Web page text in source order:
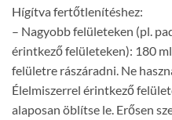
Hígítva fertőtlenítéshez:
– Nagyobb felületeken (pl.
érintkező felületeken): 180
felületre rászáradni. Ne
Élelmiszerrel érintkező
alaposan öblítse le. Erősen